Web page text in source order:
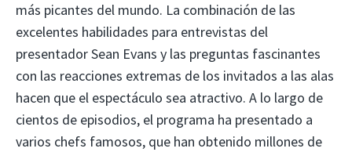
más picantes del mundo. La combinación de las
excelentes habilidades para entrevistas del
presentador Sean Evans y las preguntas fascinantes
con las reacciones extremas de los invitados a las alas
hacen que el espectáculo sea atractivo. A lo largo de
cientos de episodios, el programa ha presentado a
varios chefs famosos, que han obtenido millones de